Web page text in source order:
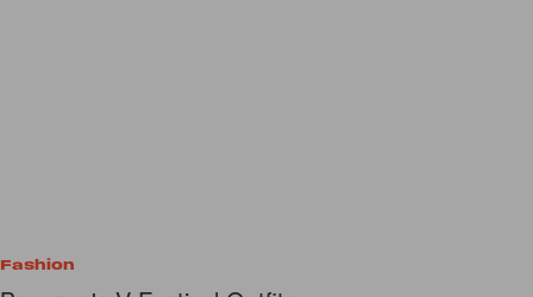
Fashion